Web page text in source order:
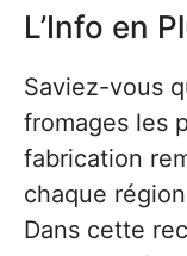
L’Info en
Saviez-vous
fromages les
fabrication
chaque
Dans cette